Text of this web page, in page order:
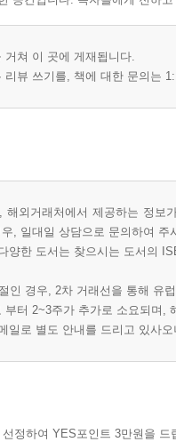
거쳐 이 곳에 게재됩니다.
리뷰 쓰기를, 책에 대한 문의는
해외거래처에서 제공하는 정
, 일대일 상담으로 문의하여 주
양한 도서는 찾으시는 도서의
인 경우, 2차 거래선을 통해 유
부터 2~3주가 추가로 소요되며,
일로 별도 안내를 드리고 있사
정하여 YES포인트 3만원을 드